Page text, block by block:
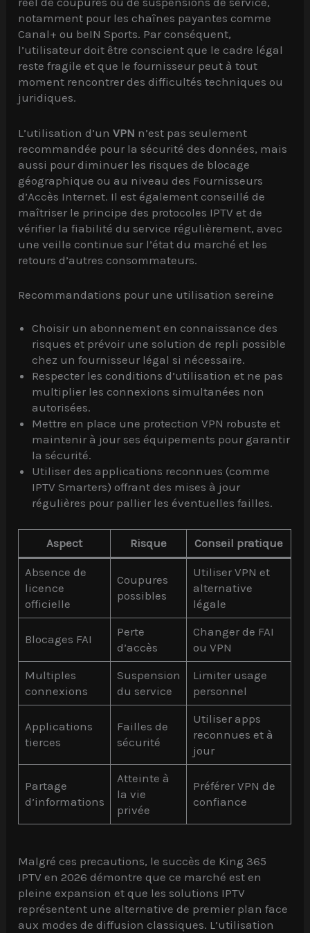
notamment pour les chaînes payantes comme
Canal+ ou beIN Sports. Par conséquent,
l’utilisateur doit être conscient que le cadre légal
reste fragile et que le fournisseur peut à tout
moment rencontrer des difficultés techniques ou
juridiques.
L’utilisation d’unVPN n’est pas seulement
recommandée pour la sécurité des données, mais
aussi pour diminuer les risques de blocage
géographique ou au niveau des Fournisseurs
d’Accès Internet. Il est également conseillé de
maîtriser le principe des protocoles IPTV et de
vérifier la fiabilité du service régulièrement, avec
une veille continue sur l’état du marché et les
retours d’autres consommateurs.
Recommandations pour une utilisation sereine
Choisir un abonnement en connaissance des
risques et prévoir une solution de repli possible
chez un fournisseur légal si nécessaire.
Respecter les conditions d’utilisation et ne pas
multiplier les connexions simultanées non
autorisées.
Mettre en place une protection VPN robuste et
maintenir à jour ses équipements pour garantir
la sécurité.
Utiliser des applications reconnues (comme
IPTV Smarters) offrant des mises à jour
régulières pour pallier les éventuelles failles.
Aspect Risque Conseil pratique
Absence de
licence
officielle
Coupures
possibles
Utiliser VPN et
alternative
légale
Blocages FAI
Perte
d’accès
Changer de FAI
ou VPN
Multiples
connexions
Suspension
du service
Limiter usage
personnel
Applications
tierces
Failles de
sécurité
Utiliser apps
reconnues et à
jour
Partage
d’informations
Atteinte à
la vie
privée
Préférer VPN de
confiance
Malgré ces precautions, le succès de King 365
IPTV en 2026 démontre que ce marché est en
pleine expansion et que les solutions IPTV
représentent une alternative de premier plan face
aux modes de diffusion classiques. L’utilisation